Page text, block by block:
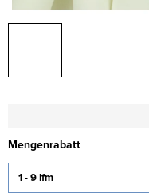
Mengenrabatt
1 - 9 lfm